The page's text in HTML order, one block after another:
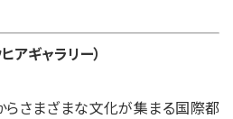
ギャラリー）
らさまざまな文化が集まる国際都